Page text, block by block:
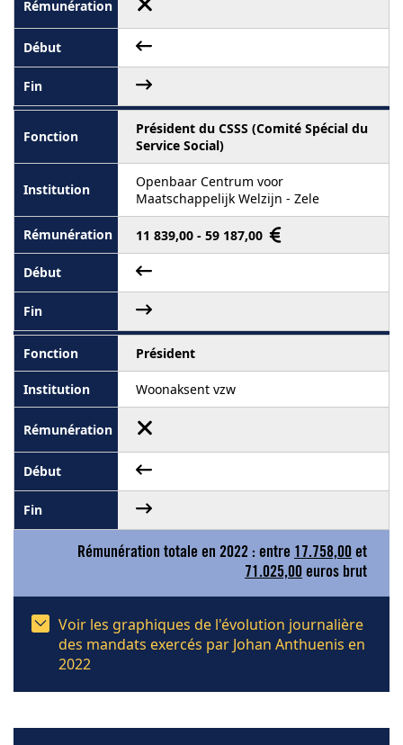
Président du CSSS (Comité Spécial du
Service Social)
Openbaar Centrum voor
Maatschappelijk Welzijn - Zele
11 839,00 - 59 187,00
Président
Woonaksent vzw
Rémunération totale en 2022 : entre 17.758,00 et
71.025,00 euros brut
Voir les graphiques de l'évolution journalière
des mandats exercés par Johan Anthuenis en
2022